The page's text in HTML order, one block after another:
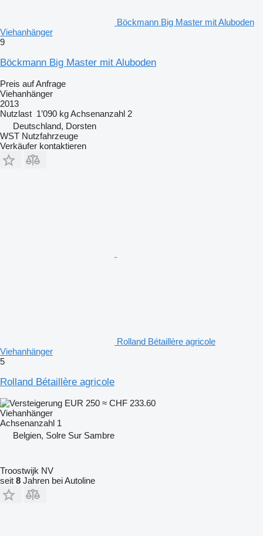
Böckmann Big Master mit Aluboden
Viehanhänger
9
Böckmann Big Master mit Aluboden
Preis auf Anfrage
Viehanhänger
2013
Nutzlast 1’090 kgAchsenanzahl 2
Deutschland, Dorsten
WST Nutzfahrzeuge
Verkäufer kontaktieren
Rolland Bétaillère agricole
Viehanhänger
5
Rolland Bétaillère agricole
EUR 250 ≈ CHF 233.60
Viehanhänger
Achsenanzahl 1
Belgien, Solre Sur Sambre
Troostwijk NV
seit 8 Jahren bei Autoline